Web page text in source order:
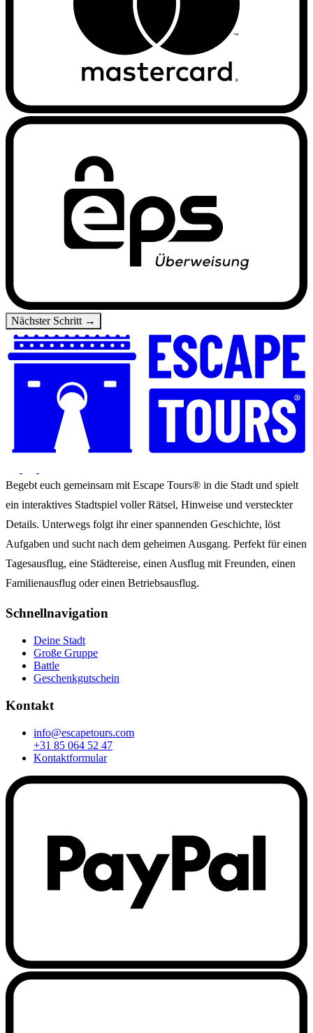
Nächster Schritt →
Begebt euch gemeinsam mit Escape Tours® in die Stadt und spielt
ein interaktives Stadtspiel voller Rätsel, Hinweise und versteckter
Details. Unterwegs folgt ihr einer spannenden Geschichte, löst
Aufgaben und sucht nach dem geheimen Ausgang. Perfekt für einen
Tagesausflug, eine Städtereise, einen Ausflug mit Freunden, einen
Familienausflug oder einen Betriebsausflug.
Schnellnavigation
Deine Stadt
Große Gruppe
Battle
Geschenkgutschein
Kontakt
info@escapetours.com
+31 85 064 52 47
Kontaktformular